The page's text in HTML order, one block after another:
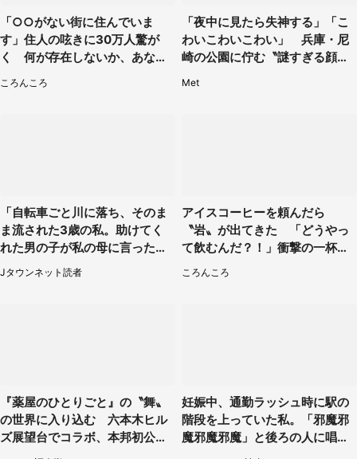
「○○がない街に住んでいま
す」住人の呟きに30万人驚が
く 何が存在しないか、あなた
ころんころ
「夜中に見たら失神する」「こ
わいこわいこわい」 兵庫・尼
崎の公園に佇む〝謎すぎる顔〟
Met
「自転車ごと川に落ち、そのま
ま流された3歳の私。助けてく
れた男の子が私の母に言ったの
は...」（千葉県・20代女性）
Jタウンネット読者
アイスコーヒーを頼んだら
〝岩〟が出てきた 「どうやっ
て飲むんだ？！」衝撃の一杯が
話題
ころんころ
『薬屋のひとりごと』の〝舞〟
の世界に入り込む 六本木ヒル
ズ展望台でコラボ、本邦初公開
の「猫猫像」も【8／1～10／2
妊娠中、通勤ラッシュ時に駅の
階段を上っていた私。「邪魔邪
魔邪魔邪魔」と後ろの人に唱え
られて（神奈川県・30代女性）